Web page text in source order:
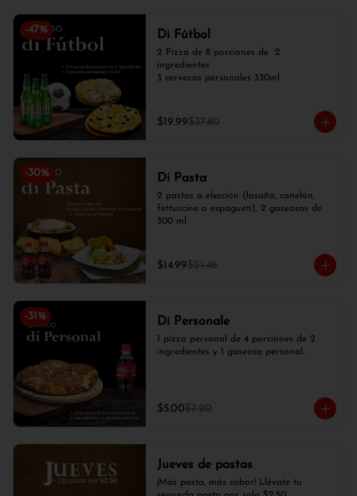
-47% Di Fútbol
2 Pizza de 8 porciones de  2
ingredientes
3 cervezas personales 330ml
$19.99$37.80
-30% Di Pasta
2 pastas a elección (lasaña, canelón,
fettuccine o espagueti), 2 gaseosas de
300 ml.
$14.99$21.46
-31% Di Personale
1 pizza personal de 4 porciones de 2
ingredientes y 1 gaseosa personal.
$5.00$7.20
Jueves de pastas
¡Más pasta, más sabor! Llévate tu